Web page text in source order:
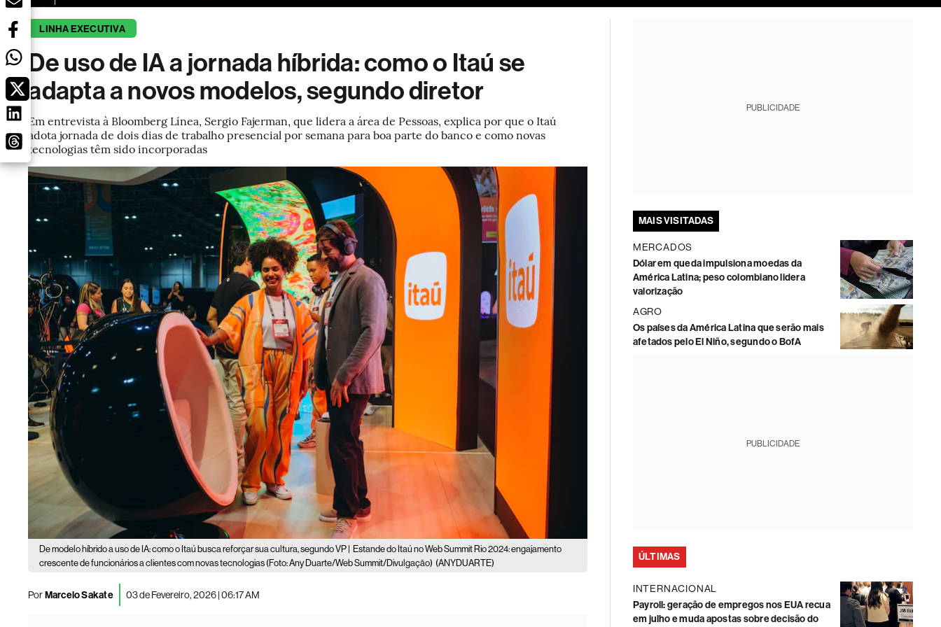
LINHA EXECUTIVA
De uso de IA a jornada híbrida: como o Itaú se
adapta a novos modelos, segundo diretor
Em entrevista à Bloomberg Línea, Sergio Fajerman, que lidera a área de Pessoas, explica por que o Itaú
adota jornada de dois dias de trabalho presencial por semana para boa parte do banco e como novas
tecnologias têm sido incorporadas
De modelo híbrido a uso de IA: como o Itaú busca reforçar sua cultura, segundo VP |
Estande do Itaú no Web Summit Rio 2024: engajamento
crescente de funcionários a clientes com novas tecnologias (Foto: Any Duarte/Web Summit/Divulgação) (ANYDUARTE)
PorMarcelo Sakate 03 de Fevereiro, 2026 | 06:17 AM
PUBLICIDADE
MAIS VISITADAS
MERCADOS
Dólar em queda impulsiona moedas da
América Latina; peso colombiano lidera
valorização
AGRO
Os países da América Latina que serão mais
afetados pelo El Niño, segundo o BofA
PUBLICIDADE
ÚLTIMAS
INTERNACIONAL
Payroll: geração de empregos nos EUA recua
em julho e muda apostas sobre decisão do